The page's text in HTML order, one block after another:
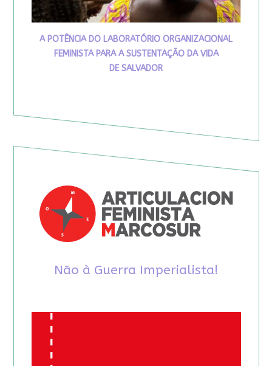
A POTÊNCIA DO LABORATÓRIO ORGANIZACIONAL
FEMINISTA PARA A SUSTENTAÇÃO DA VIDA
DE SALVADOR
Não à Guerra Imperialista!